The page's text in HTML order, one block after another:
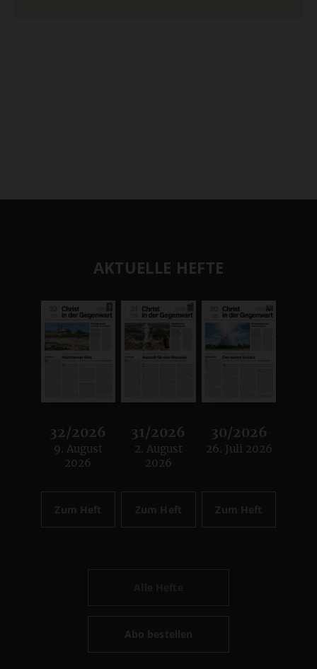
AKTUELLE HEFTE
32/2026
:
9. August
2026
Zum Heft
31/2026
:
2. August
2026
Zum Heft
30/2026
:
26. Juli 2026
Zum Heft
Abo bestellen